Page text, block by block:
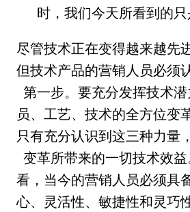
时，我们今天所看到的只
尽管技术正在变得越来越先
但技术产品的营销人员必须
第一步。要充分发挥技术
员、工艺、技术的全方位变
只有充分认识到这三种力量
变革所带来的一切技术效
看，当今的营销人员必须具
心、灵活性、敏捷性和灵巧